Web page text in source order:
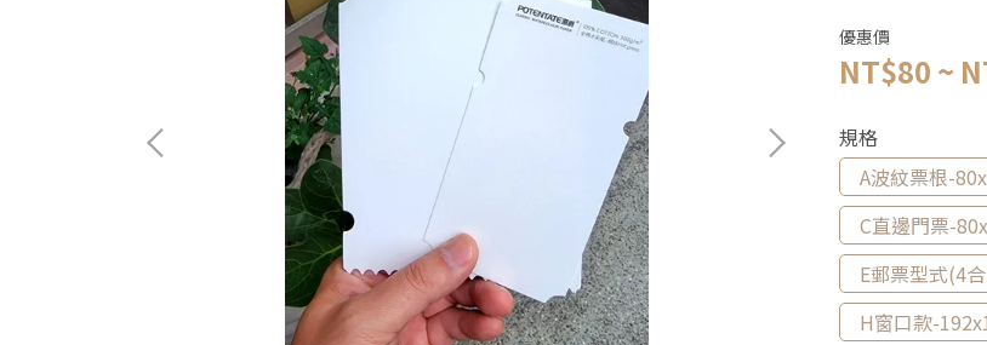
優惠價
NT$80 ~
規格
A波紋票根-
C直邊門票-
E郵票型式(4
H窗口款-